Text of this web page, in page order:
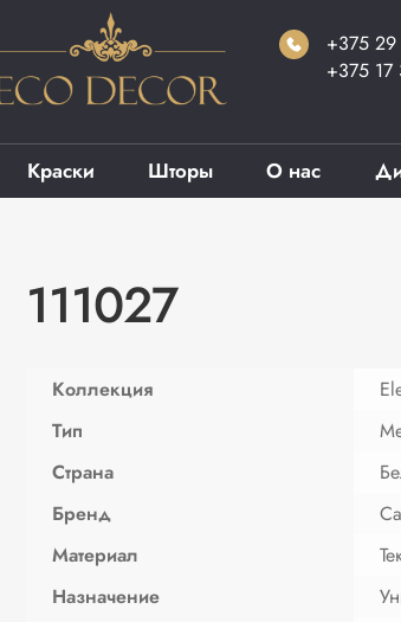
+375 29
+375 17
Краски Шторы О нас
111027
Коллекция
Тип
Страна
Бренд
Материал
Назначение